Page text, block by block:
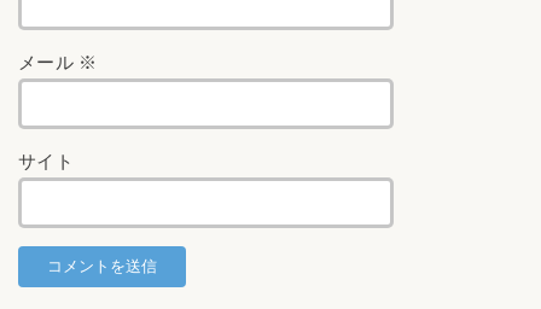
メール ※
サイト